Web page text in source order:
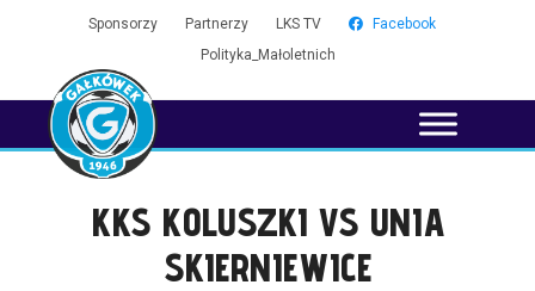
Sponsorzy Partnerzy LKS TV
Facebook
Polityka_Małoletnich
KKS KOLUSZKI VS UNIA
SKIERNIEWICE